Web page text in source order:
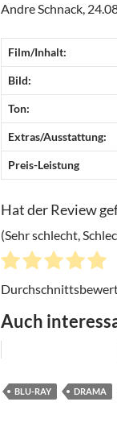
Andre Schnack,
Film/Inhalt:
Bild:
Ton:
Extras/Ausstattung:
Preis-Leistung
Hat der Review
(Sehr schlecht,
Auch
BLU-RAY DRAMA